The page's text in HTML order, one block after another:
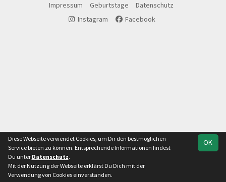
Team
Impressum
Geburtstage
Datenschutz
Instagram
Facebook
OK
Diese Webseite verwendet Cookies, um Dir den bestmöglichen
Service bieten zu können. Entsprechende Informationen findest
Du unter Datenschutz.
Mit der Nutzung der Webseite erklärst Du Dich mit der
Verwendung von Cookies einverstanden.